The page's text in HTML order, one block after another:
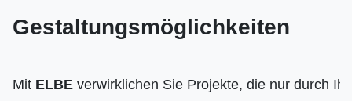
Gestaltungsmöglichkeiten
Mit ELBE verwirklichen Sie Projekte, die nur durch